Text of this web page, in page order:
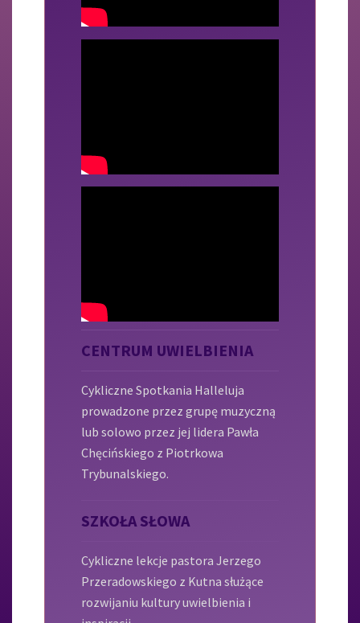
CENTRUM UWIELBIENIA
Cykliczne Spotkania Halleluja
prowadzone przez grupę muzyczną
lub solowo przez jej lidera Pawła
Chęcińskiego z Piotrkowa
Trybunalskiego.
SZKOŁA SŁOWA
Cykliczne lekcje pastora Jerzego
Przeradowskiego z Kutna służące
rozwijaniu kultury uwielbienia i